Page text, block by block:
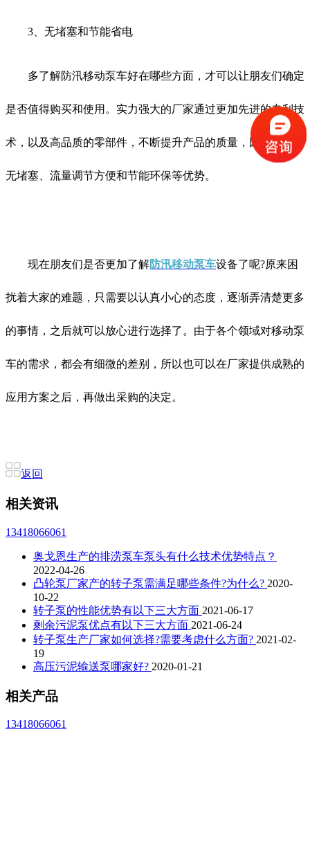
3、无堵塞和节能省电
多了解防汛移动泵车好在哪些方面，才可以让朋友们确定
是否值得购买和使用。实力强大的厂家通过更加先进的专利技
术，以及高品质的零部件，不断提升产品的质量，因此还有着
无堵塞、流量调节方便和节能环保等优势。
现在朋友们是否更加了解防汛移动泵车设备了呢?原来困
扰着大家的难题，只需要以认真小心的态度，逐渐弄清楚更多
的事情，之后就可以放心进行选择了。由于各个领域对移动泵
车的需求，都会有细微的差别，所以也可以在厂家提供成熟的
应用方案之后，再做出采购的决定。
返回
相关资讯
13418066061
奥戈恩生产的排涝泵车泵头有什么技术优势特点？
2022-04-26
凸轮泵厂家产的转子泵需满足哪些条件?为什么? 2020-
10-22
转子泵的性能优势有以下三大方面 2021-06-17
剩余污泥泵优点有以下三大方面 2021-06-24
转子泵生产厂家如何选择?需要考虑什么方面? 2021-02-
19
高压污泥输送泵哪家好? 2020-01-21
相关产品
13418066061